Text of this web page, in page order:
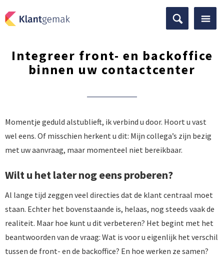
Integreer front- en backoffice
binnen uw contactcenter
Momentje geduld alstublieft, ik verbind u door. Hoort u vast
wel eens. Of misschien herkent u dit: Mijn collega’s zijn bezig
met uw aanvraag, maar momenteel niet bereikbaar.
Wilt u het later nog eens proberen?
Al lange tijd zeggen veel directies dat de klant centraal moet
staan. Echter het bovenstaande is, helaas, nog steeds vaak de
realiteit. Maar hoe kunt u dit verbeteren? Het begint met het
beantwoorden van de vraag: Wat is voor u eigenlijk het verschil
tussen de front- en de backoffice? En hoe werken ze samen?